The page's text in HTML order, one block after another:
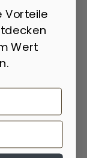
Vorteile
Wert